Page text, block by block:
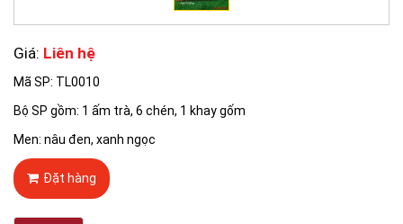
Giá: Liên hệ
Mã SP: TL0010
Bộ SP gồm: 1 ấm trà, 6 chén, 1 khay gốm
Men: nâu đen, xanh ngọc
Đặt hàng